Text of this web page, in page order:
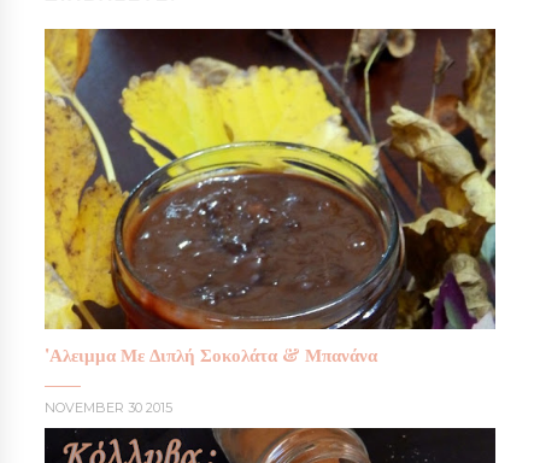
'Αλειμμα Με Διπλή Σοκολάτα & Μπανάνα
NOVEMBER 30 2015